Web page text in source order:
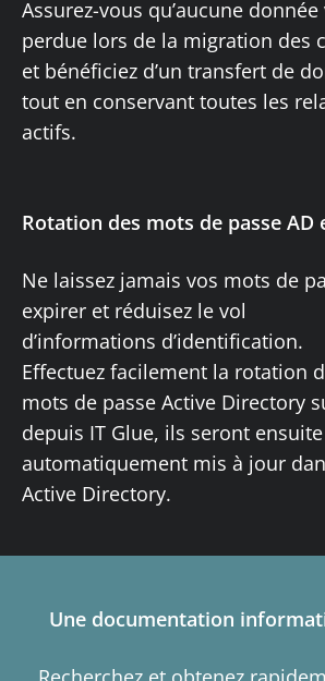
Assurez-vous qu’aucune donnée
perdue lors de la migration des
et bénéficiez d’un transfert de
tout en conservant toutes les
actifs.
Rotation des mots de passe AD
Ne laissez jamais vos mots de
expirer et réduisez le vol
d’informations d’identification.
Effectuez facilement la rotation
mots de passe Active Directory
depuis IT Glue, ils seront ensuite
automatiquement mis à jour
Active Directory.
Une documentation